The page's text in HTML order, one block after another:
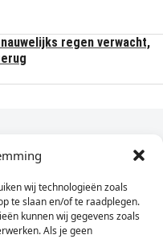
wij technologieën zoals
te slaan en/of te raadplegen.
kunnen wij gegevens zoals
Als je geen
regen verwacht,
in je e-mail?